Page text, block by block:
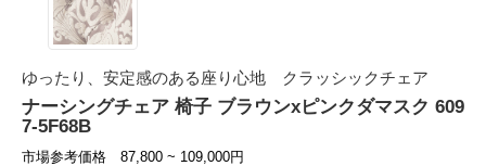
ゆったり、安定感のある座り心地 クラッシックチェア
ナーシングチェア 椅子 ブラウンxピンクダマスク 609
7-5F68B
市場参考価格 87,800 ~ 109,000円